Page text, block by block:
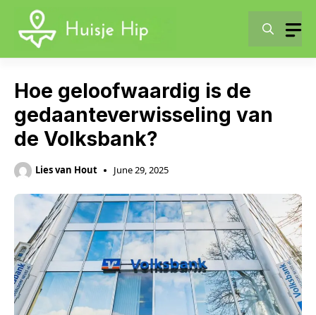
content
Hoe geloofwaardig is de
gedaanteverwisseling van
de Volksbank?
Lies van Hout June 29, 2025